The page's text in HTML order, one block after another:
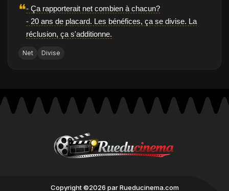
❝- Ça rapporterait net combien à chacun?
- 20 ans de placard. Les bénéfices, ça se divise. La
réclusion, ça s'additionne.
Net Divise
Copyright ©2026 par Rueducinema.com